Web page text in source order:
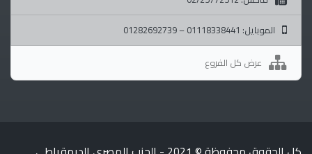
الموبايل: 01118338441 – 01282692739
عرض كل الفروع